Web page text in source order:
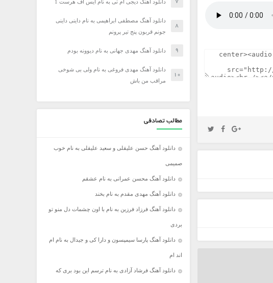
دانلود آهنگ دیجی ام تی به نام ایس آف هرست 1
دانلود آهنگ مصطفی ابراهیمی به نام داینی داینی
جونم قربون پنج تیر پرونم
دانلود آهنگ مهدی جهانی به نام دیوونه بودم
دانلود آهنگ مهدی فروغی به نام ولی بی شوخی
مراقب من باش
مطالب تصادفی
دانلود آهنگ حسن علیقلی و سعید علیقلی به نام خوب
صمیمی
دانلود آهنگ محسن عمرانی به نام عشقم
دانلود آهنگ مهدی مقدم به نام بخند
دانلود آهنگ فرزاد فرزین به نام با اون چشمات دل منو تو
بردی
دانلود آهنگ پارسا سیمپسون و دارا کی و جیدال به نام ام
اند ام
دانلود آهنگ فرشاد آزادی به نام ترسم این بود بری که